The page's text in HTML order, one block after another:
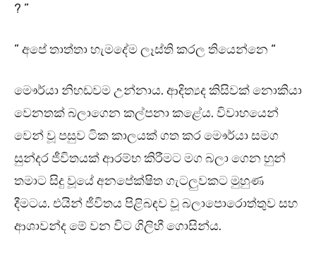
? ”
” අපේ තාත්තා හැමදේම ලෑස්ති කරල තියෙන්නෙ “
මෞර්යා නිහඩවම උන්නාය. ආදිත්‍යද කිසිවක් නොකියා
වෙනතක් බලාගෙන කල්පනා කළේය. විවාහයෙන්
වෙන් වූ පසුව ටික කාලයක් ගත කර මෞර්යා සමග
සුන්දර ජීවිතයක් ආරම්භ කිරීමට මග බලා ගෙන හුන්
තමාට සිදු වූයේ අනපේක්ෂිත ගැටලුවකට මුහුණ
දීමටය. එයින් ජීවිතය පිළිබඳව වූ බලාපොරොත්තුව සහ
ආශාවන්ද මේ වන විට ගිලිහී ගොසින්ය.